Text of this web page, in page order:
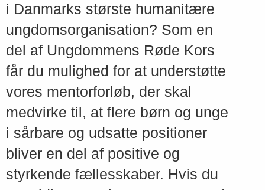
i Danmarks største humanitære
ungdomsorganisation? Som en
del af Ungdommens Røde Kors
får du mulighed for at understøtte
vores mentorforløb, der skal
medvirke til, at flere børn og unge
i sårbare og udsatte positioner
bliver en del af positive og
styrkende fællesskaber. Hvis du